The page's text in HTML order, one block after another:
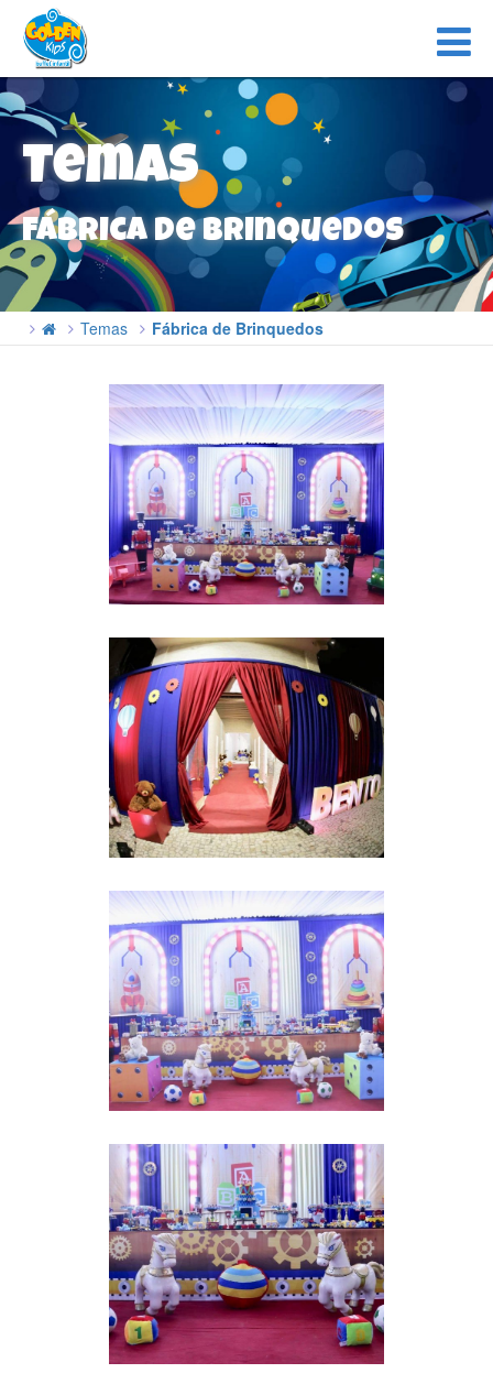
Temas
Fábrica de Brinquedos
Temas Fábrica de Brinquedos